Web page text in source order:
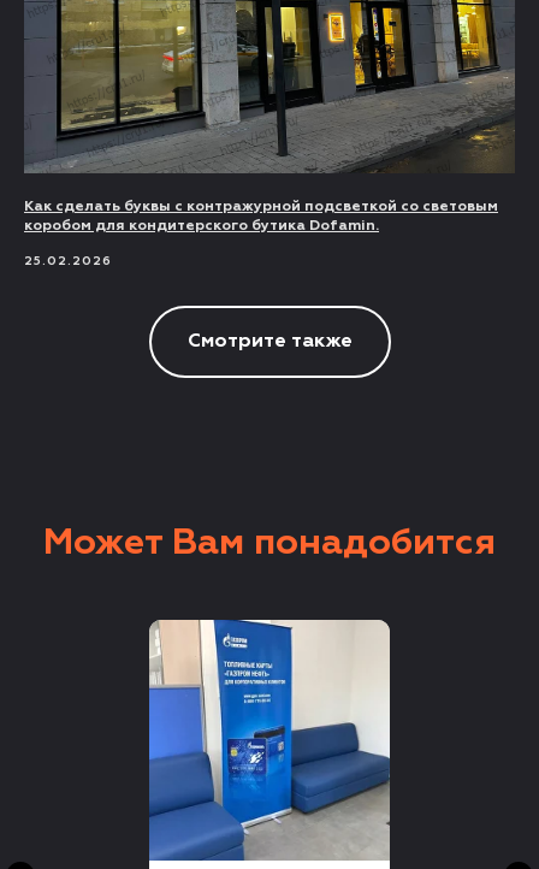
Как сделать буквы с контражурной подсветкой со световым
коробом для кондитерского бутика Dofamin.
25.02.2026
Смотрите также
Может Вам понадобится